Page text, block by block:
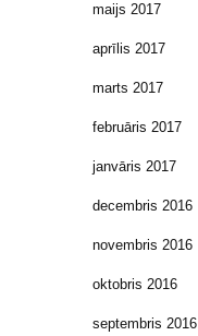
maijs 2017
aprīlis 2017
marts 2017
februāris 2017
janvāris 2017
decembris 2016
novembris 2016
oktobris 2016
septembris 2016